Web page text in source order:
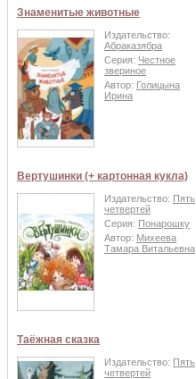
Знаменитые животные
Издательство:
Абраказябра
Серия: Честное
звериное
Автор: Голицына
Ирина
Вертушинки (+ картонная кукла)
Издательство: Пять
четвертей
Серия: Понарошку
Автор: Михеева
Тамара Витальевна
Таёжная сказка
Издательство: Пять
четвертей